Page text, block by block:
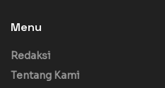
Menu
Redaksi
Tentang Kami